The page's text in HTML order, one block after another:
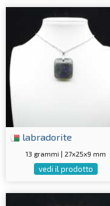
labradorite
13 grammi | 27x25x9 mm
vedi il prodotto